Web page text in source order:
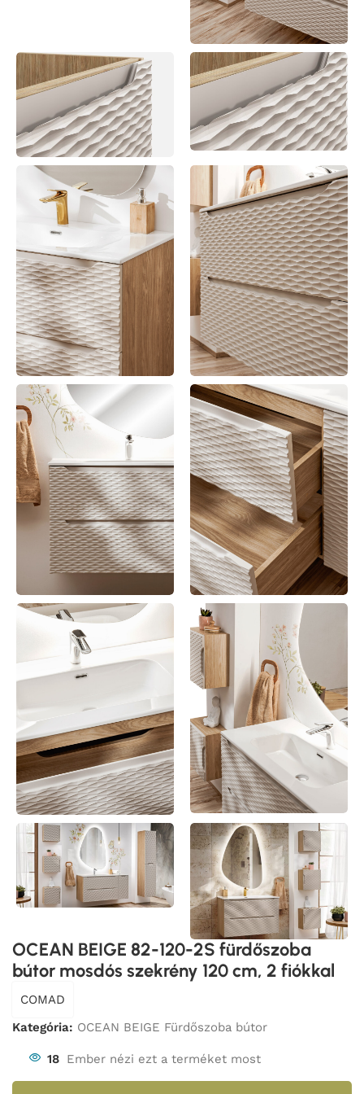
OCEAN BEIGE 82-120-2S fürdőszoba
bútor mosdós szekrény 120 cm, 2 fiókkal
COMAD
Kategória: OCEAN BEIGE Fürdőszoba bútor
18 Ember nézi ezt a terméket most